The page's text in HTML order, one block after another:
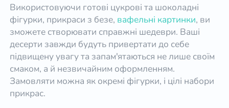
Використовуючи готові цукрові та шоколадні
фігурки, прикраси з безе, вафельні картинки, ви
зможете створювати справжні шедеври. Ваші
десерти завжди будуть привертати до себе
підвищену увагу та запам'ятаються не лише своїм
смаком, а й незвичайним оформленням.
Замовляти можна як окремі фігурки, і цілі набори
прикрас.